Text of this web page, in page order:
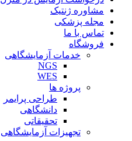
مشاوره ژنتیک
مجله پزشکی
تماس با ما
فروشگاه
خدمات آزمایشگاهی
NGS
WES
پروژه ها
طراحی پرایمر
دانشگاهی
تحقیقاتی
تجهیزات آزمایشگاهی